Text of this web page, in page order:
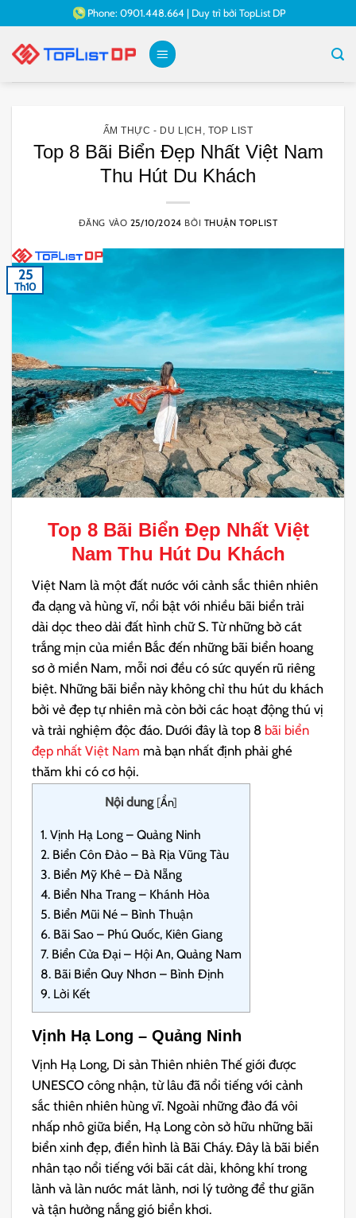
qua
nội
Phone: 0901.448.664| Duy trì bởi TopList DP
ẨM THỰC - DU LỊCH TOP LIST
Top 8 Bãi Biển Đẹp Nhất Việt Nam
Thu Hút Du Khách
ĐĂNG VÀO 25/10/2024 BỞI THUẬN TOPLIST
25
Th10
Top 8 Bãi Biển Đẹp Nhất Việt
Nam Thu Hút Du Khách
Việt Nam là một đất nước với cảnh sắc thiên nhiên
đa dạng và hùng vĩ, nổi bật với nhiều bãi biển trải
dài dọc theo dải đất hình chữ S. Từ những bờ cát
trắng mịn của miền Bắc đến những bãi biển hoang
sơ ở miền Nam, mỗi nơi đều có sức quyến rũ riêng
biệt. Những bãi biển này không chỉ thu hút du khách
bởi vẻ đẹp tự nhiên mà còn bởi các hoạt động thú vị
và trải nghiệm độc đáo. Dưới đây là top 8 bãi biển
đẹp nhất Việt Nam mà bạn nhất định phải ghé
thăm khi có cơ hội.
Nội dung [Ẩn]
1. Vịnh Hạ Long – Quảng Ninh
2. Biển Côn Đảo – Bà Rịa Vũng Tàu
3. Biển Mỹ Khê – Đà Nẵng
4. Biển Nha Trang – Khánh Hòa
5. Biển Mũi Né – Bình Thuận
6. Bãi Sao – Phú Quốc, Kiên Giang
7. Biển Cửa Đại – Hội An, Quảng Nam
8. Bãi Biển Quy Nhơn – Bình Định
9. Lời Kết
Vịnh Hạ Long – Quảng Ninh
Vịnh Hạ Long, Di sản Thiên nhiên Thế giới được
UNESCO công nhận, từ lâu đã nổi tiếng với cảnh
sắc thiên nhiên hùng vĩ. Ngoài những đảo đá vôi
nhấp nhô giữa biển, Hạ Long còn sở hữu những bãi
biển xinh đẹp, điển hình là Bãi Cháy. Đây là bãi biển
nhân tạo nổi tiếng với bãi cát dài, không khí trong
lành và làn nước mát lành, nơi lý tưởng để thư giãn
và tận hưởng nắng gió biển khơi.